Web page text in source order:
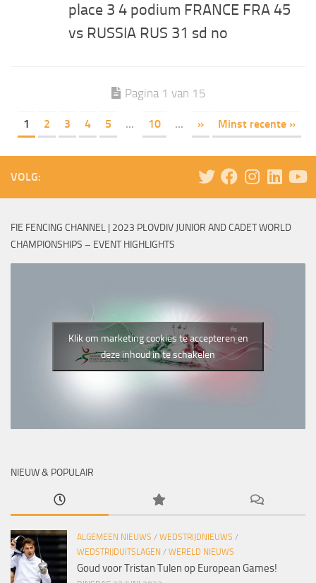
place 3 4 podium FRANCE FRA 45
vs RUSSIA RUS 31 sd no
Pagina 1 van 15
1 2 3 4 5 ... 10 ... » Minst recente »
VOLG:
FIE FENCING CHANNEL | 2023 PLOVDIV JUNIOR AND CADET WORLD
CHAMPIONSHIPS – EVENT HIGHLIGHTS
Klik om marketing cookies te accepteren en
deze inhoud in te schakelen
NIEUW & POPULAIR
ALGEMEEN NIEUWS / WEDSTRIJDNIEUWS /
WEDSTRIJDUITSLAGEN / WERELD NIEUWS
Goud voor Tristan Tulen op European Games!